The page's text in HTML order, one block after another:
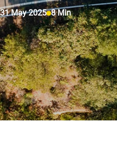
Über uns
Einloggen
Kunde werden
31 May 2025 8 Min